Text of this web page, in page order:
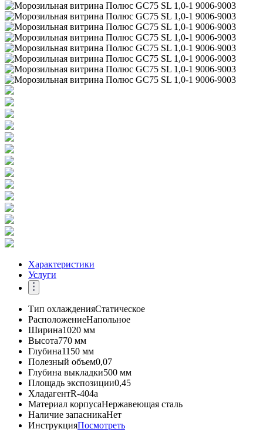
Характеристики
Услуги
Тип охлажденияСтатическое
РасположениеНапольное
Ширина1020 мм
Высота770 мм
Глубина1150 мм
Полезный объем0,07
Глубина выкладки500 мм
Площадь экспозиции0,45
ХладагентR-404a
Материал корпусаНержавеющая сталь
Наличие запасникаНет
ИнструкцияПосмотреть